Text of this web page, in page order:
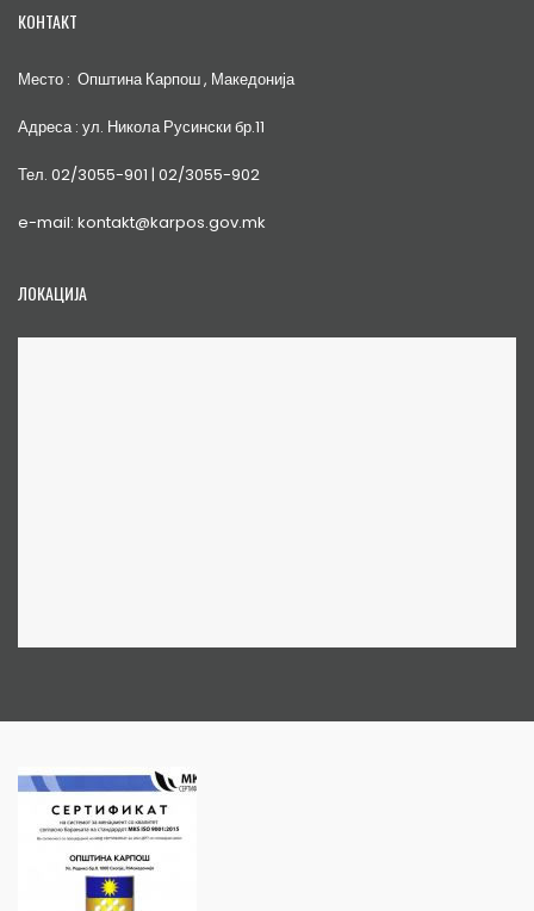
КОНТАКТ
Место : Општина Карпош , Македонија
Адреса : ул. Никола Русински бр.11
Тел. 02/3055-901 | 02/3055-902
e-mail: kontakt@karpos.gov.mk
ЛОКАЦИЈА